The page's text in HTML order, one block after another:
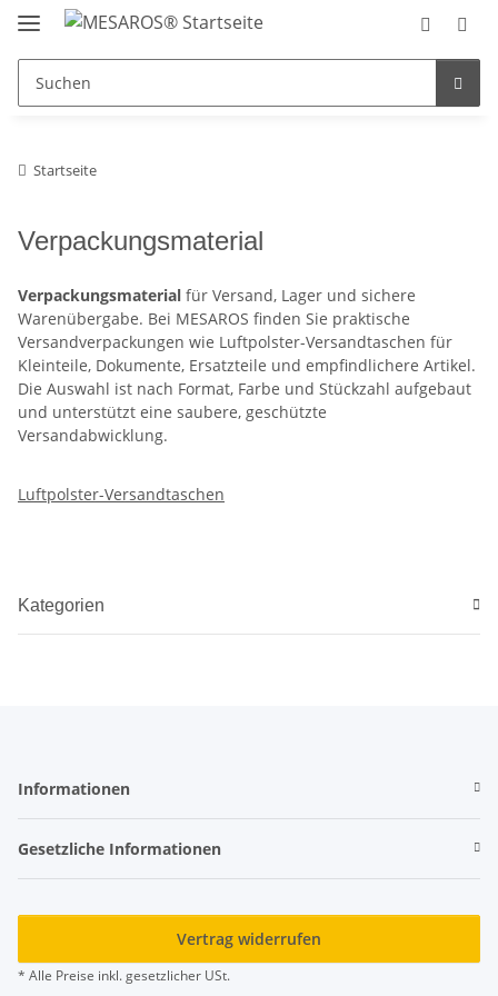
Startseite
Verpackungsmaterial
Verpackungsmaterial für Versand, Lager und sichere
Warenübergabe. Bei MESAROS finden Sie praktische
Versandverpackungen wie Luftpolster-Versandtaschen für
Kleinteile, Dokumente, Ersatzteile und empfindlichere Artikel.
Die Auswahl ist nach Format, Farbe und Stückzahl aufgebaut
und unterstützt eine saubere, geschützte
Versandabwicklung.
Luftpolster-Versandtaschen
Kategorien
Informationen
Gesetzliche Informationen
Vertrag widerrufen
* Alle Preise inkl. gesetzlicher USt.